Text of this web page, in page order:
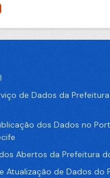
de Dados da
dos Dados no
Abertos da Prefeitura
Atualização de Dados do